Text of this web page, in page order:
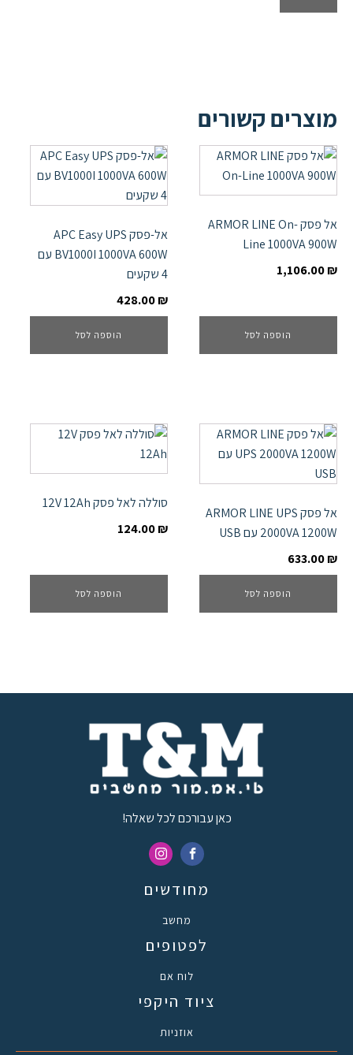
מוצרים קשורים
אל פסק ARMOR LINE On-
Line 1000VA 900W
1,106.00₪
הוספה לסל
אל-פסק APC Easy UPS
BV1000I 1000VA 600W עם
4 שקעים
428.00₪
הוספה לסל
אל פסק ARMOR LINE UPS
2000VA 1200W עם USB
633.00₪
הוספה לסל
סוללה לאל פסק 12V 12Ah
124.00₪
הוספה לסל
כאן עבורכם לכל שאלה!
מחודשים
מחשב
לפטופים
לוח אם
ציוד היקפי
אוזניות